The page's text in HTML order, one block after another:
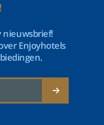
nieuwsbrief!
Enjoyhotels